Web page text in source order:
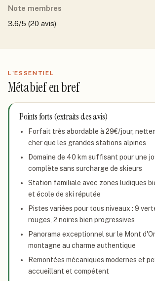
Note membres
3.6/5 (20 avis)
L'ESSENTIEL
Métabiefen bref
Points forts (extraits des avis)
Forfait très abordable à 29€/jour,
cher que les grandes stations alpines
Domaine de 40 km suffisant pour une
complète sans surcharge de skieurs
Station familiale avec zones ludiques
et école de ski réputée
Pistes variées pour tous niveaux : 9
rouges, 2 noires bien progressives
Panorama exceptionnel sur le Mont
montagne au charme authentique
Remontées mécaniques modernes et
accueillant et compétent